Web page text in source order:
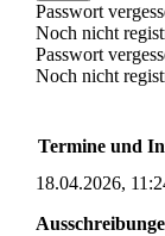
Passwort
Noch nicht
Passwort
Noch nicht
Termine und
18.04.2026,